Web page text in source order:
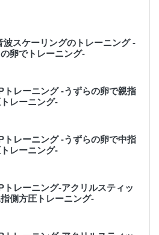
波スケーリングのトレーニング -
卵でトレーニング-
トレーニング -うずらの卵で親指
レーニング-
トレーニング -うずらの卵で中指
レーニング-
トレーニング-アクリルスティッ
側方圧トレーニング-